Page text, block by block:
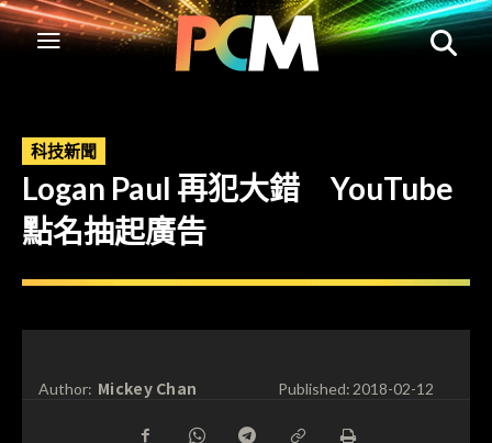
科技新聞
Logan Paul 再犯大錯 YouTube
點名抽起廣告
Author: Mickey Chan Published:2018-02-12